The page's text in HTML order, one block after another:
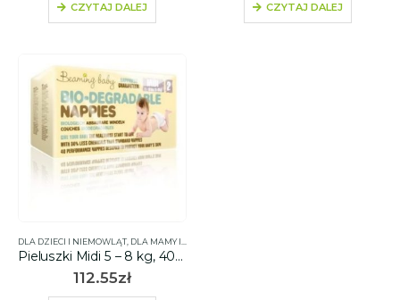
CZYTAJ DALEJ CZYTAJ DALEJ
DLA DZIECI I NIEMOWLĄT, DLA MAMY I DZIECKA
Pieluszki Midi 5 – 8 kg, 40 szt. – BEAMING BABY
112.55zł